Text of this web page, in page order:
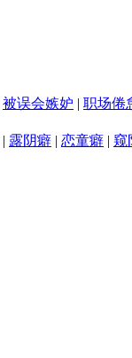
被误会嫉妒 | 职场倦
| 露阴癖 | 恋童癖 | 窥